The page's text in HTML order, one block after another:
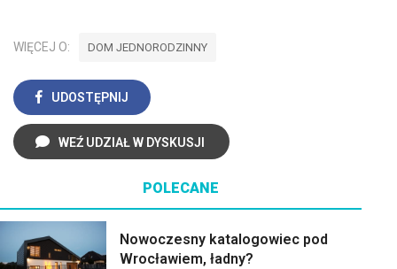
WIĘCEJ O: DOM JEDNORODZINNY
UDOSTĘPNIJ
WEŹ UDZIAŁ W DYSKUSJI
POLECANE
Nowoczesny katalogowiec pod
Wrocławiem, ładny?